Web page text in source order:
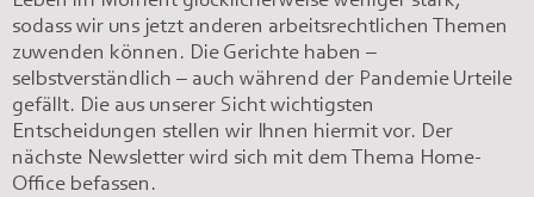
sodass wir uns jetzt anderen arbeitsrechtlichen Themen
zuwenden können. Die Gerichte haben –
selbstverständlich – auch während der Pandemie Urteile
gefällt. Die aus unserer Sicht wichtigsten
Entscheidungen stellen wir Ihnen hiermit vor. Der
nächste Newsletter wird sich mit dem Thema Home-
Office befassen.